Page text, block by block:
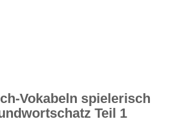
Vokabeln spielerisch
Teil 1